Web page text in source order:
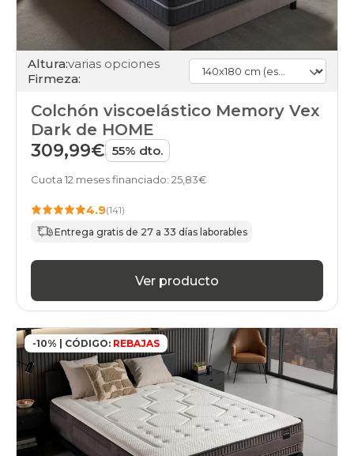
Altura:varias opciones
Firmeza:
Colchón viscoelástico Memory Vex
Dark de HOME
309,99€ 55% dto.
Cuota 12 meses financiado: 25,83€
4.9(141)
Entrega gratis de 27 a 33 días laborables
Ver producto
-10% | CÓDIGO: REBAJAS